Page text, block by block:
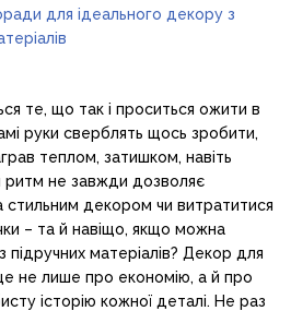
для ідеального декору з
те, що так і проситься ожити в
руки сверблять щось зробити,
теплом, затишком, навіть
ритм не завжди дозволяє
стильним декором чи витратитися
– та й навіщо, якщо можна
підручних матеріалів? Декор для
не лише про економію, а й про
історію кожної деталі. Не раз